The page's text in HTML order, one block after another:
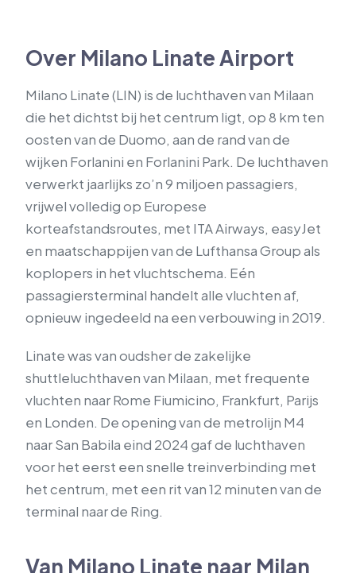
Over Milano Linate Airport
Milano Linate (LIN) is de luchthaven van Milaan
die het dichtst bij het centrum ligt, op 8 km ten
oosten van de Duomo, aan de rand van de
wijken Forlanini en Forlanini Park. De luchthaven
verwerkt jaarlijks zo’n 9 miljoen passagiers,
vrijwel volledig op Europese
korteafstandsroutes, met ITA Airways, easyJet
en maatschappijen van de Lufthansa Group als
koplopers in het vluchtschema. Eén
passagiersterminal handelt alle vluchten af,
opnieuw ingedeeld na een verbouwing in 2019.
Linate was van oudsher de zakelijke
shuttleluchthaven van Milaan, met frequente
vluchten naar Rome Fiumicino, Frankfurt, Parijs
en Londen. De opening van de metrolijn M4
naar San Babila eind 2024 gaf de luchthaven
voor het eerst een snelle treinverbinding met
het centrum, met een rit van 12 minuten van de
terminal naar de Ring.
Van Milano Linate naar Milan